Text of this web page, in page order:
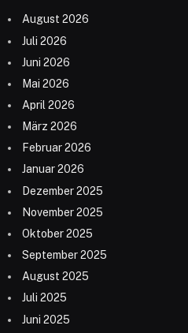
August 2026
Juli 2026
Juni 2026
Mai 2026
April 2026
März 2026
Februar 2026
Januar 2026
Dezember 2025
November 2025
Oktober 2025
September 2025
August 2025
Juli 2025
Juni 2025